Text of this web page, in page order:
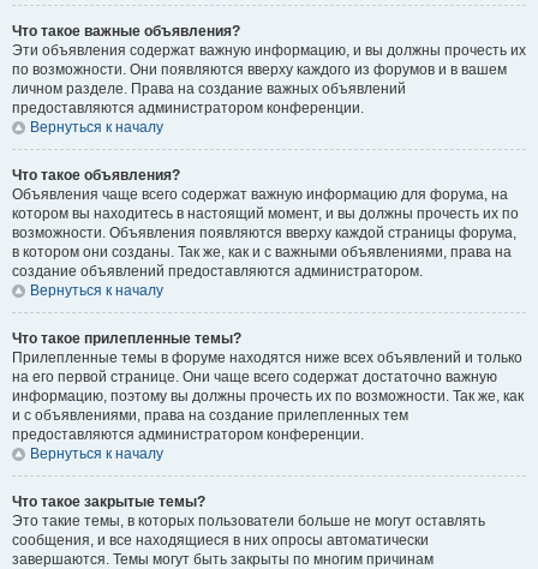
Что такое важные объявления?
Эти объявления содержат важную информацию, и вы должны прочесть их
по возможности. Они появляются вверху каждого из форумов и в вашем
личном разделе. Права на создание важных объявлений
предоставляются администратором конференции.
Вернуться к началу
Что такое объявления?
Объявления чаще всего содержат важную информацию для форума, на
котором вы находитесь в настоящий момент, и вы должны прочесть их по
возможности. Объявления появляются вверху каждой страницы форума,
в котором они созданы. Так же, как и с важными объявлениями, права на
создание объявлений предоставляются администратором.
Вернуться к началу
Что такое прилепленные темы?
Прилепленные темы в форуме находятся ниже всех объявлений и только
на его первой странице. Они чаще всего содержат достаточно важную
информацию, поэтому вы должны прочесть их по возможности. Так же, как
и с объявлениями, права на создание прилепленных тем
предоставляются администратором конференции.
Вернуться к началу
Что такое закрытые темы?
Это такие темы, в которых пользователи больше не могут оставлять
сообщения, и все находящиеся в них опросы автоматически
завершаются. Темы могут быть закрыты по многим причинам